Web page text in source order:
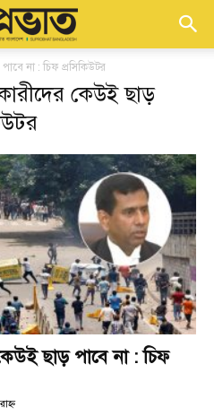
না : চিফ প্রসিকিউটর
কেউই ছাড়
ছাড় পাবে না : চিফ